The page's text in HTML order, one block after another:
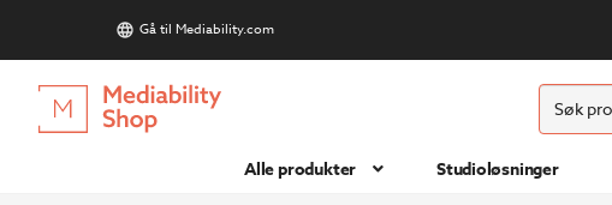
Gå til Mediability.com
Hopp
til
Hopp
til
Søk
etter:
SØK
Alle produkter Studioløsninger